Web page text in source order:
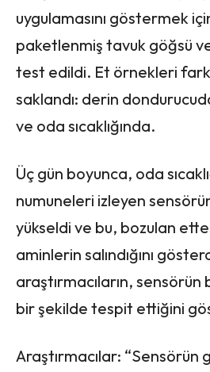
uygulamasını göstermek
paketlenmiş tavuk göğsü
test edildi. Et örnekleri
saklandı: derin
ve oda sıcaklığında.
Üç gün boyunca, oda
numuneleri izleyen
yükseldi ve bu, bozulan
aminlerin salındığını
araştırmacıların, sensörün
bir şekilde tespit ettiğini
Araştırmacılar: